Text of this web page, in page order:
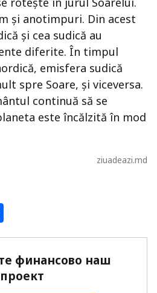
și anotimpuri. Din acest
și cea sudică au
diferite. În timpul
emisfera sudică
spre Soare, și viceversa.
continuă să se
este încălzită în mod
ziuadeazi.md
финансово наш
проект